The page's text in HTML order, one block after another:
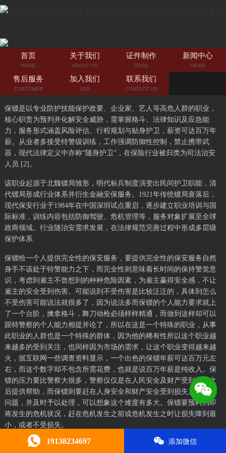
首页
HOME
关于我们
ABOUT US
证件制作
CASE
新闻中心
NEWS
售后服务
CUSTOMER
加入我们
JOB
联系我们
CONTACT US
保镖是以专业防护技能保护政要、企业家、艺人等高危人群的职业，
核心职责为预判并化解安全威胁，需掌握格斗、法律知识及应急能
力，服务形式涵盖风险评估、行程规划与贴身护卫，薪资可达百万年
薪。从业者多接受特警级训练，工作强调防御性控制，禁止携带武
器，现代法律定义中亦称“随身护卫”，在保险行业被归类为司法治安
人员 [2]。
该职业起源于北魏镖局雏形，明代标兵制度演变出民间护卫职能，清
代镖局形成行业体系并衍生金融安保服务。1921年传统镖局衰落后，
现代保安行业于1984年在中国深圳试点重启，逐步建立职业培训与国
际标准，训练内容包括防御驾驶、危机管理等，服务对象扩展至全球
政商领域。行业随治安需求发展，在法律规范完善过程中形成多层级
保护体系
保镖给一个人提供完全性的保安服务，要提供完全性的保安服务自然
身手不该处于特警能力之下，而完全性则意味着长时间的保持警觉意
识，考虑到雇主不曾想到的种种危险因素，为雇主赢得安全感，不让
雇主的安全受到伤害。可能说到不受伤害是比较泛泛的，具体到怎么
不受伤害可能说法就很多了，因为说法多而保镖的个人能力要求就上
了一个台阶，擒拿格斗，舞刀动枪必须样样精通，而做到这样却可以
跟特警察的个人能力相提并论了，所以在这是一个特殊的职业，从事
此职业的人群也是一个特殊的群体，因为他的稀有性所以这个职业越
来越多的受到关注，也同样因为市场的需求，让这个职业变得越来越
火，据互联网一些调查资料显示，一个出色的保镖年薪可达百万元左
右，而这个数字却不包含所需花费，也就是说百万年薪是纯收入。保
镖的压力要比警察大很多，警察仅仅是在人民安全及财产受到损失之
后提供帮助，而保镖则要赶在人身安全和财产安全受到损失之前发现
问题，并及时予以处理，可以想象这个难度有多大。保镖要预料到即
将发生的危机状况，赶在危机发生之前或危机发生之时让损失降到最
小，或者不受损失。
19138234697 添加微信